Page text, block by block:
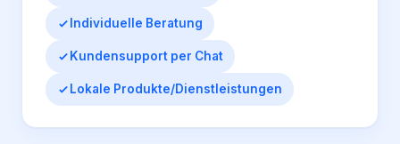
Individuelle Beratung
Kundensupport per Chat
Lokale Produkte/Dienstleistungen